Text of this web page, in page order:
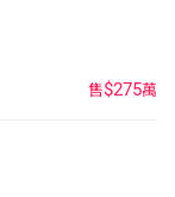
售$275萬